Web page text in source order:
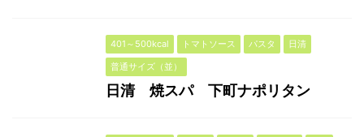
401～500kcal トマトソース パスタ
日清
普通サイズ（並）
日清 焼スパ 下町ナポリタン